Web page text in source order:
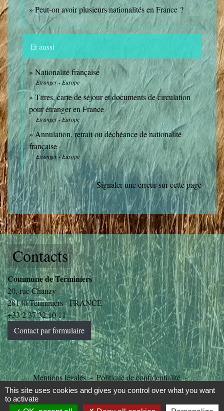
Peut-on avoir plusieurs nationalités en France ?
Et aussi
Nationalité française
Étranger - Europe
Titres, carte de séjour et documents de circulation
pour étranger en France
Étranger - Europe
Annulation, retrait ou déchéance de nationalité
française
Étranger - Europe
Signaler une erreur sur cette page
Contacts
Commune de Terminiers
20, rue Chanzy
28140 Terminiers - FRANCE
+33 2 37 32 10 11
Contact par formulaire
Mentions légales - Politique de confidentialité -
Accessibilité - Plan du site - Gestion des cookies
This site uses cookies and gives you control over what you want
to activate